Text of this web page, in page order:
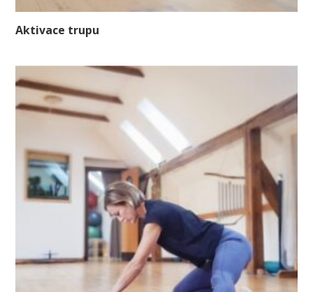
Aktivace trupu